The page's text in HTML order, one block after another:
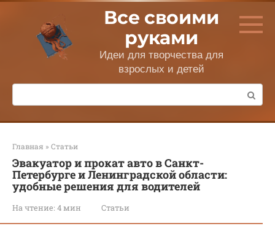
Перейти
контенту
Все своими
руками
Идеи для творчества для
взрослых и детей
Поиск:
Главная » Статьи
Эвакуатор и прокат авто в Санкт-
Петербурге и Ленинградской области:
удобные решения для водителей
На чтение: 4 мин Статьи